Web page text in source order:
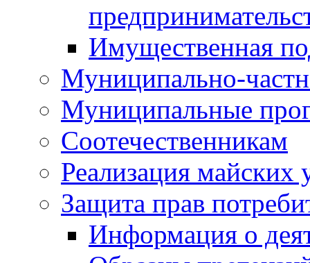
Имущественная
Муниципально-
Муниципальные
Соотечественникам
Реализация майских
Защита прав
Информация о